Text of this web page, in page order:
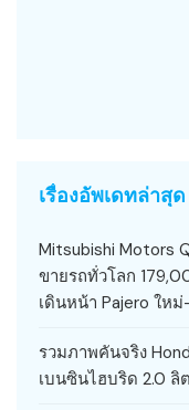
เรื่องอัพเดทล่าสุด
Mitsubishi Motors
ขายรถทั่วโลก
เดินหน้า Pajero ใหม่
รวมภาพคันจริง
เบนซินไฮบริด 2.0 ลิ